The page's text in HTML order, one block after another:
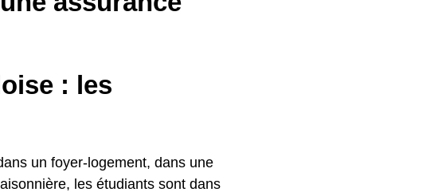
: les
un foyer-logement, dans une
les étudiants sont dans